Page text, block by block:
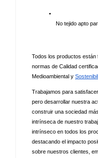
No tejido apto
Todos los productos
normas de Calidad
Medioambiental y
Trabajamos para
pero desarrollar nuestra
construir una sociedad
intrínseca de nuestro
intrínseco en todos los
destacando el impacto
sobre nuestros clientes,